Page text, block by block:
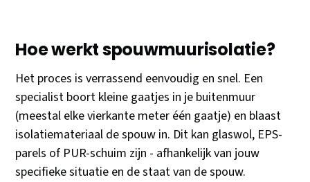
Hoe werkt spouwmuurisolatie?
Het proces is verrassend eenvoudig en snel. Een
specialist boort kleine gaatjes in je buitenmuur
(meestal elke vierkante meter één gaatje) en blaast
isolatiemateriaal de spouw in. Dit kan glaswol, EPS-
parels of PUR-schuim zijn - afhankelijk van jouw
specifieke situatie en de staat van de spouw.